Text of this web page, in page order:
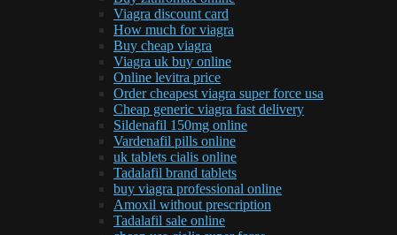
Viagra discount card
How much for viagra
Buy cheap viagra
Viagra uk buy online
Online levitra price
Order cheapest viagra super force usa
Cheap generic viagra fast delivery
Sildenafil 150mg online
Vardenafil pills online
uk tablets cialis online
Tadalafil brand tablets
buy viagra professional online
Amoxil without prescription
Tadalafil sale online